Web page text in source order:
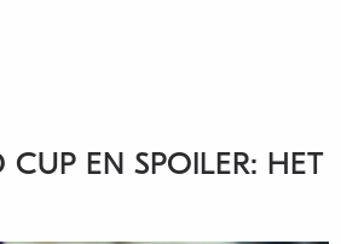
EN SPOILER: HET